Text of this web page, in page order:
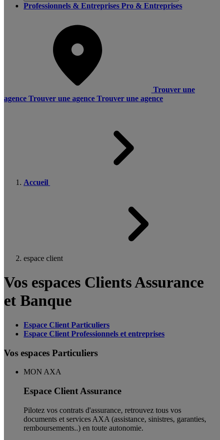
Professionnels & Entreprises Pro & Entreprises
Trouver une
agence Trouver une agence Trouver une agence
Accueil
espace client
Vos espaces Clients Assurance
et Banque
Espace Client Particuliers
Espace Client Professionnels et entreprises
Vos espaces Particuliers
MON AXA
Espace Client Assurance
Pilotez vos contrats d'assurance, retrouvez tous vos
documents et services AXA (assistance, sinistres, garanties,
remboursements..) en toute autonomie. ​